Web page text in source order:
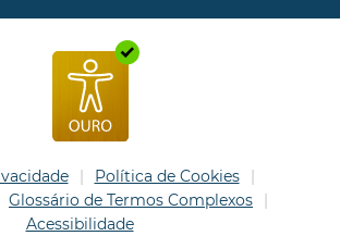
Política de Cookies
Glossário de Termos Complexos
Acessibilidade